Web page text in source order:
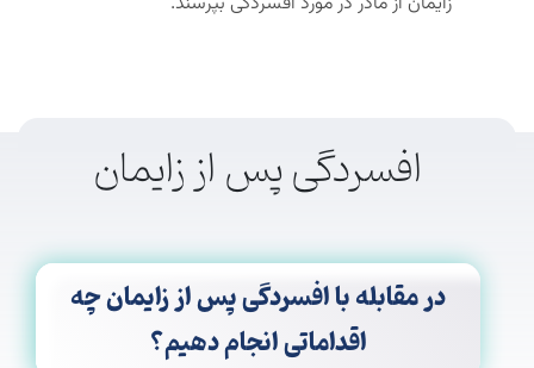
افسردگی پس از زایمان
در مقابله با افسردگی پس از زایمان چه
اقداماتی انجام دهیم؟